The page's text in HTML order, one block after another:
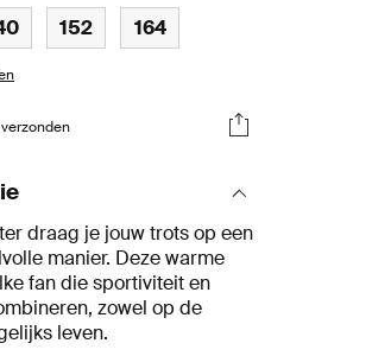
152 164
draag je jouw trots op een
manier. Deze warme
fan die sportiviteit en
zowel op de
leven.